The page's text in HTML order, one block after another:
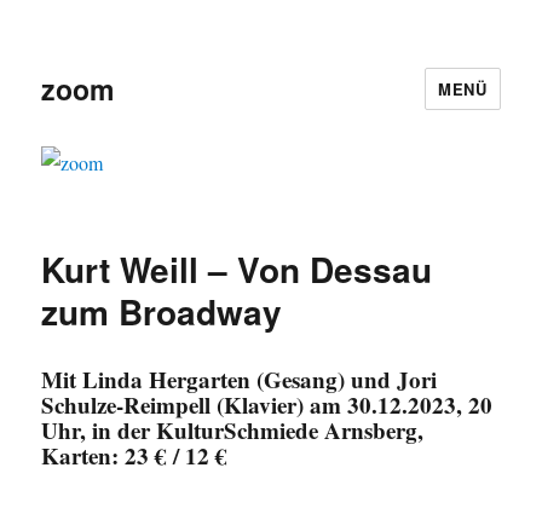
zoom MENÜ
Kurt Weill – Von Dessau
zum Broadway
Mit Linda Hergarten (Gesang) und Jori
Schulze-Reimpell (Klavier)am30.12.2023, 20
Uhr, in der KulturSchmiede Arnsberg,
Karten: 23 € / 12 €